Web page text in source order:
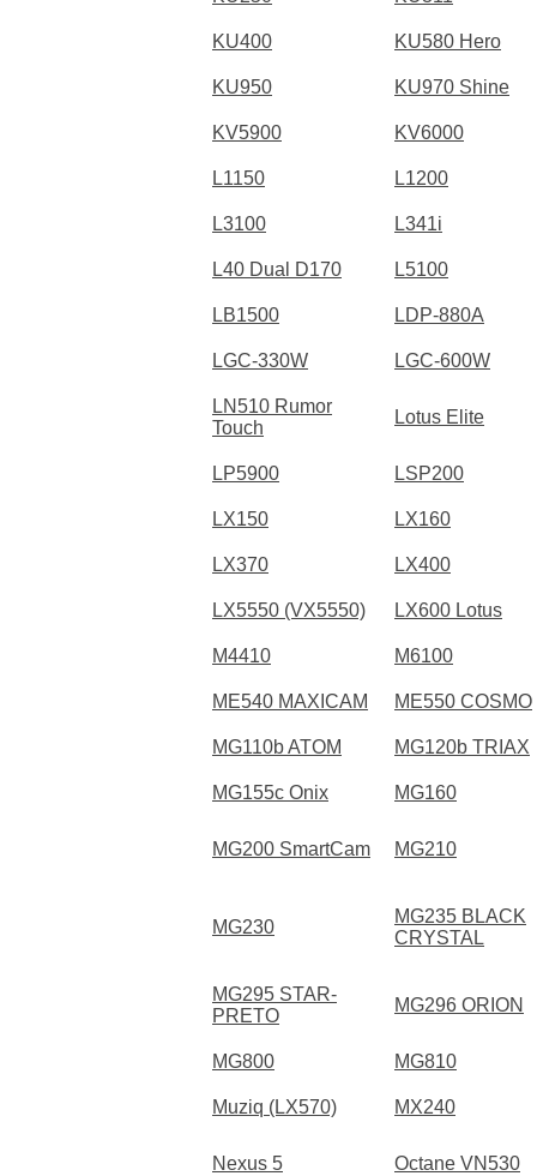
KU400 KU580 Hero
KU950 KU970 Shine
KV5900 KV6000
L1150 L1200
L3100 L341i
L40 Dual D170 L5100
LB1500 LDP-880A
LGC-330W LGC-600W
LN510 Rumor
Touch
Lotus Elite
LP5900 LSP200
LX150 LX160
LX370 LX400
LX5550 (VX5550) LX600 Lotus
M4410 M6100
ME540 MAXICAM ME550 COSMO
MG110b ATOM MG120b TRIAX
MG155c Onix MG160
MG200 SmartCam MG210
MG230
MG235 BLACK
CRYSTAL
MG295 STAR-
PRETO
MG296 ORION
MG800 MG810
Muziq (LX570) MX240
Nexus 5 Octane VN530